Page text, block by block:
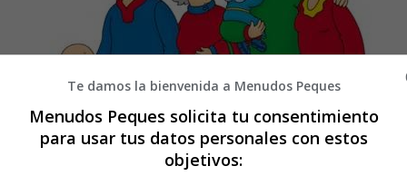
Te damos la bienvenida a Menudos Peques
Menudos Peques solicita tu consentimiento
para usar tus datos personales con estos
objetivos: